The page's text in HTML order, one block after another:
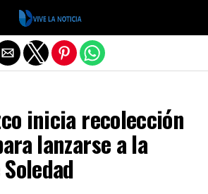
inicia recolección
lanzarse a la
de la versión móvil